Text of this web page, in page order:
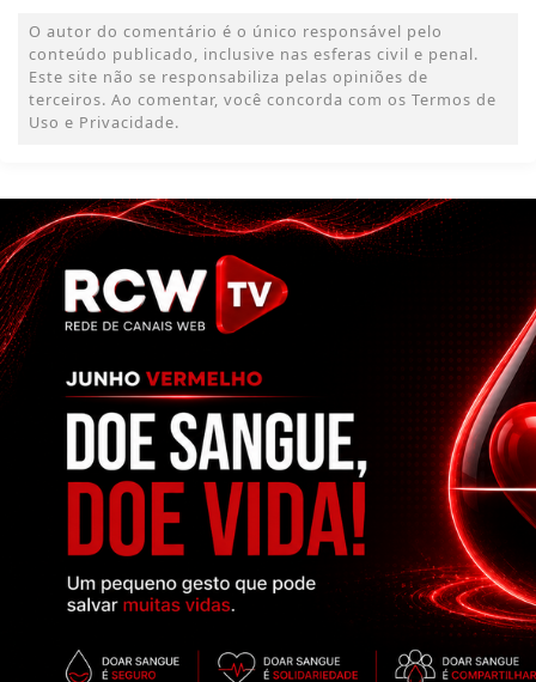
O autor do comentário é o único responsável pelo
conteúdo publicado, inclusive nas esferas civil e penal.
Este site não se responsabiliza pelas opiniões de
terceiros. Ao comentar, você concorda com os Termos de
Uso e Privacidade.